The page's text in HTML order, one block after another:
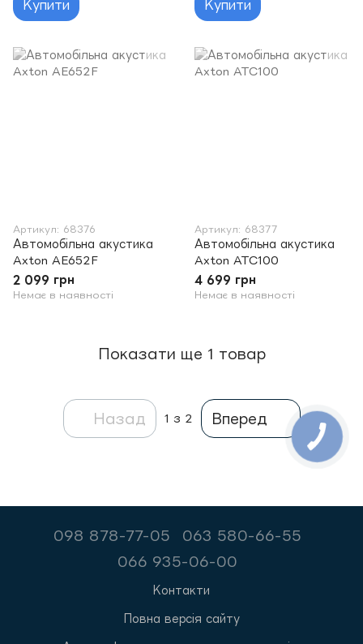
Купити Купити
Артикул: 68376
Автомобільна акустика
Axton AE652F
2 099 грн
Немає в наявності
Артикул: 68377
Автомобільна акустика
Axton ATC100
4 699 грн
Немає в наявності
Показати ще 1 товар
Назад 1 з 2 Вперед
098 878-77-05
063 580-66-55
066 935-06-00
Контакти
Повна версія сайту